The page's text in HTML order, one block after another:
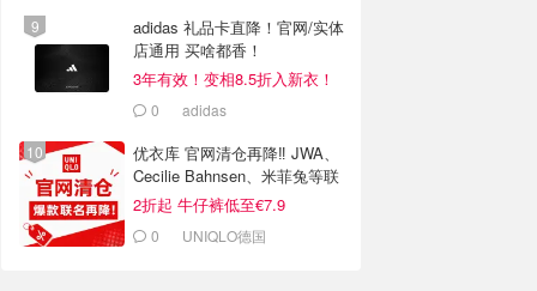
adidas 礼品卡直降！官网/实体
店通用 买啥都香！
3年有效！变相8.5折入新衣！
0 adidas
优衣库 官网清仓再降‼️ JWA、
Cecilie Bahnsen、米菲兔等联
名
2折起 牛仔裤低至€7.9
0 UNIQLO德国